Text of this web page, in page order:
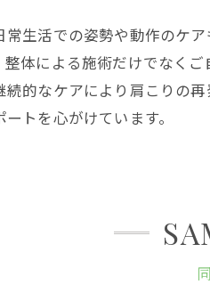
生活での姿勢や動作のケ
体による施術だけでなく
的なケアにより肩こりの
トを心がけています。